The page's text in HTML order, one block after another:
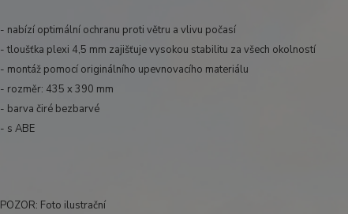
- nabízí optimální ochranu proti větru a vlivu počasí
- tloušťka plexi 4,5 mm zajišťuje vysokou stabilitu za všech okolností
- montáž pomocí originálního upevnovacího materiálu
- rozměr: 435 x 390 mm
- barva čiré bezbarvé
- s ABE
POZOR: Foto ilustrační